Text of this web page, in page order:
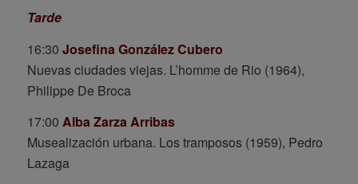
Tarde
16:30 Josefina González Cubero
Nuevas ciudades viejas. L’homme de Rio (1964),
Philippe De Broca
17:00 Alba Zarza Arribas
Musealización urbana. Los tramposos (1959), Pedro
Lazaga